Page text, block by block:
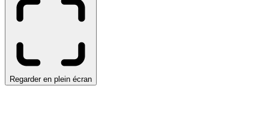
Regarder en plein écran